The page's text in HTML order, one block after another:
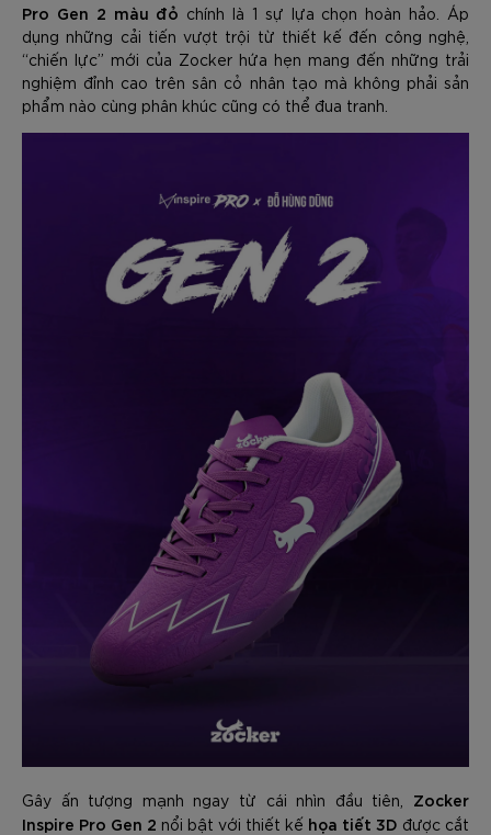
Pro Gen 2 màu đỏ chính là 1 sự lựa chọn hoàn hảo. Áp
dụng những cải tiến vượt trội từ thiết kế đến công nghệ,
“chiến lực” mới của Zocker hứa hẹn mang đến những trải
nghiệm đỉnh cao trên sân cỏ nhân tạo mà không phải sản
phẩm nào cùng phân khúc cũng có thể đua tranh.
Gây ấn tượng mạnh ngay từ cái nhìn đầu tiên, Zocker
Inspire Pro Gen 2 nổi bật với thiết kế họa tiết 3D được cắt